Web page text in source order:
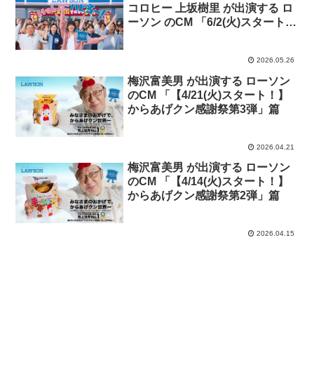
コロヒー 上坂樹里 が出演する ロ
ーソン のCM 「6/2(火)スタート！
2026.05.26
梅沢富美男 が出演する ローソン
のCM 「【4/21(火)スタート！】
からあげクン感謝祭第3弾」篇
2026.04.21
梅沢富美男 が出演する ローソン
のCM 「【4/14(火)スタート！】
からあげクン感謝祭第2弾」篇
2026.04.15